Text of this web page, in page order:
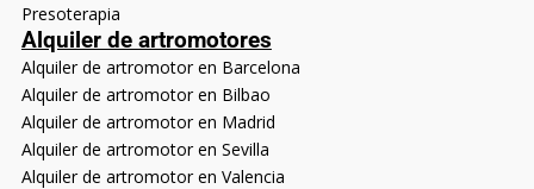
Presoterapia
Alquiler de artromotores
Alquiler de artromotor en Barcelona
Alquiler de artromotor en Bilbao
Alquiler de artromotor en Madrid
Alquiler de artromotor en Sevilla
Alquiler de artromotor en Valencia